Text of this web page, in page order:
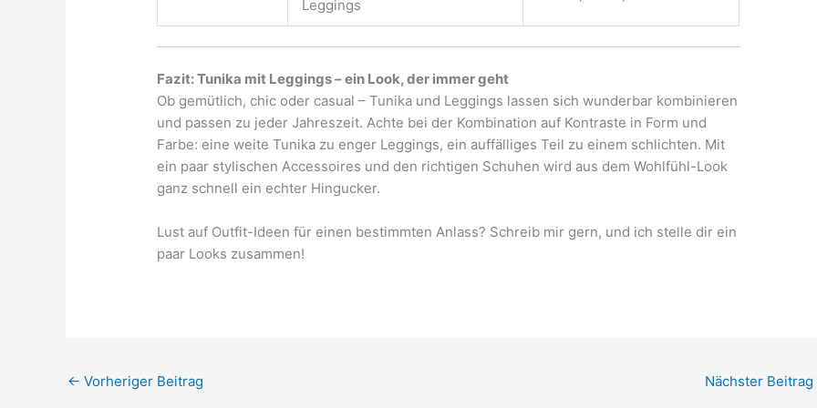
Leggings
Fazit: Tunika mit Leggings – ein Look, der immer geht
Ob gemütlich, chic oder casual – Tunika und Leggings lassen sich wunderbar kombinieren
und passen zu jeder Jahreszeit. Achte bei der Kombination auf Kontraste in Form und
Farbe: eine weite Tunika zu enger Leggings, ein auffälliges Teil zu einem schlichten. Mit
ein paar stylischen Accessoires und den richtigen Schuhen wird aus dem Wohlfühl-Look
ganz schnell ein echter Hingucker.
Lust auf Outfit-Ideen für einen bestimmten Anlass? Schreib mir gern, und ich stelle dir ein
paar Looks zusammen!
← Vorheriger Beitrag Nächster Beitrag